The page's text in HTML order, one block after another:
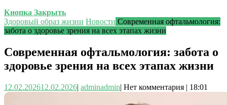
Кнопка Закрыть
Здоровый образ жизни Новости Современная офтальмология:
забота о здоровье зрения на всех этапах жизни
Современная офтальмология: забота о
здоровье зрения на всех этапах жизни
12.02.202612.02.2026| adminadmin| Нет комментария | 18:01